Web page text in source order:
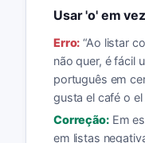
Usar 'o' em
Erro: “Ao listar
não quer, é fácil
português em
gusta el café o el
Correção: Em
em listas